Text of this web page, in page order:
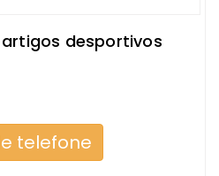
desportivos
telefone